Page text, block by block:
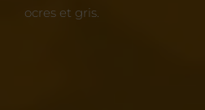
ocres et gris.